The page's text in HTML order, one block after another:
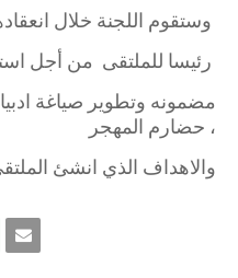
مضمونه وتطوير صياغة
حضارم المهجر ،
والاهداف الذي انشئ